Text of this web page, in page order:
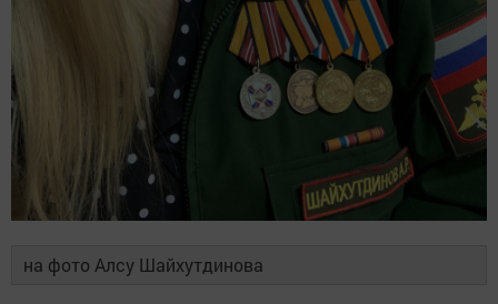
на фото Алсу Шайхутдинова